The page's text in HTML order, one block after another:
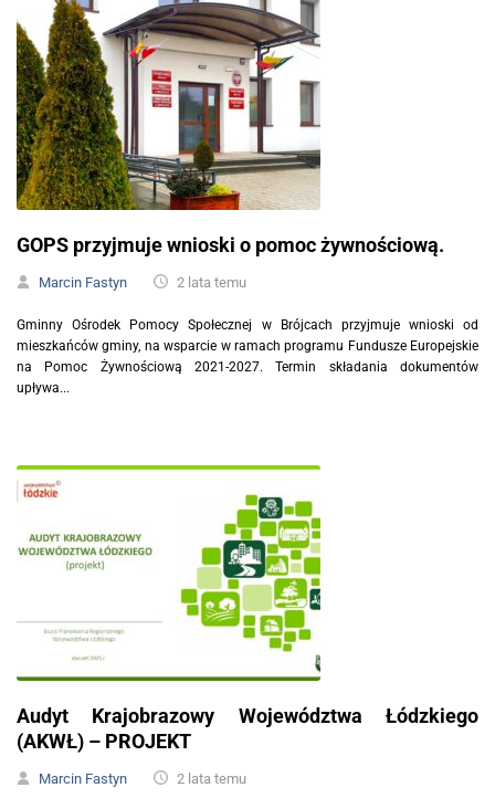
GOPS przyjmuje wnioski o pomoc żywnościową.
Marcin Fastyn 2 lata temu
Gminny Ośrodek Pomocy Społecznej w Brójcach przyjmuje wnioski od
mieszkańców gminy, na wsparcie w ramach programu Fundusze Europejskie
na Pomoc Żywnościową 2021-2027. Termin składania dokumentów
upływa...
Audyt Krajobrazowy Województwa Łódzkiego
(AKWŁ) – PROJEKT
Marcin Fastyn 2 lata temu